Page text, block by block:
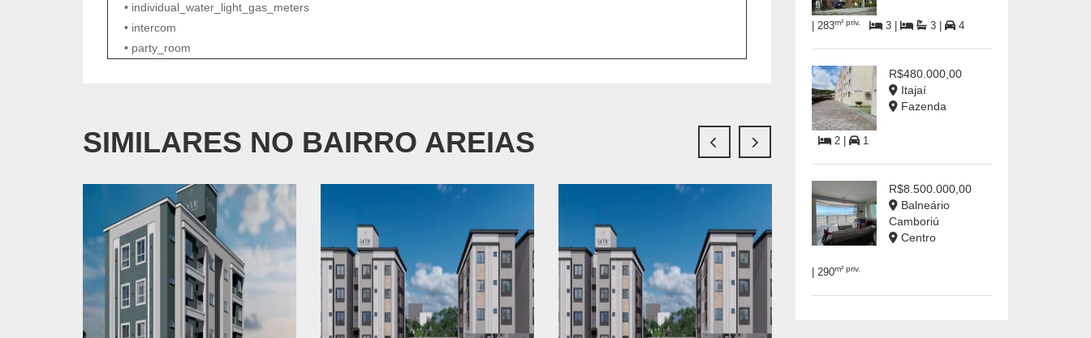
• individual_water_light_gas_meters
• intercom
• party_room
SIMILARES NO BAIRRO AREIAS
| 283m² priv. 3 | 3 | 4
R$480.000,00
Itajaí
Fazenda
2 | 1
R$8.500.000,00
Balneário
Camboriú
Centro
| 290m² priv.